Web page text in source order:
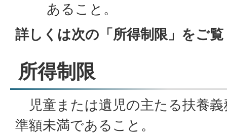
あること。
詳しくは次の「所得制限」をご
所得制限
児童または遺児の主たる扶養
準額未満であること。